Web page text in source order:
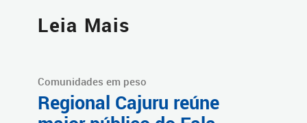
Leia Mais
Comunidades em peso
Regional Cajuru reúne